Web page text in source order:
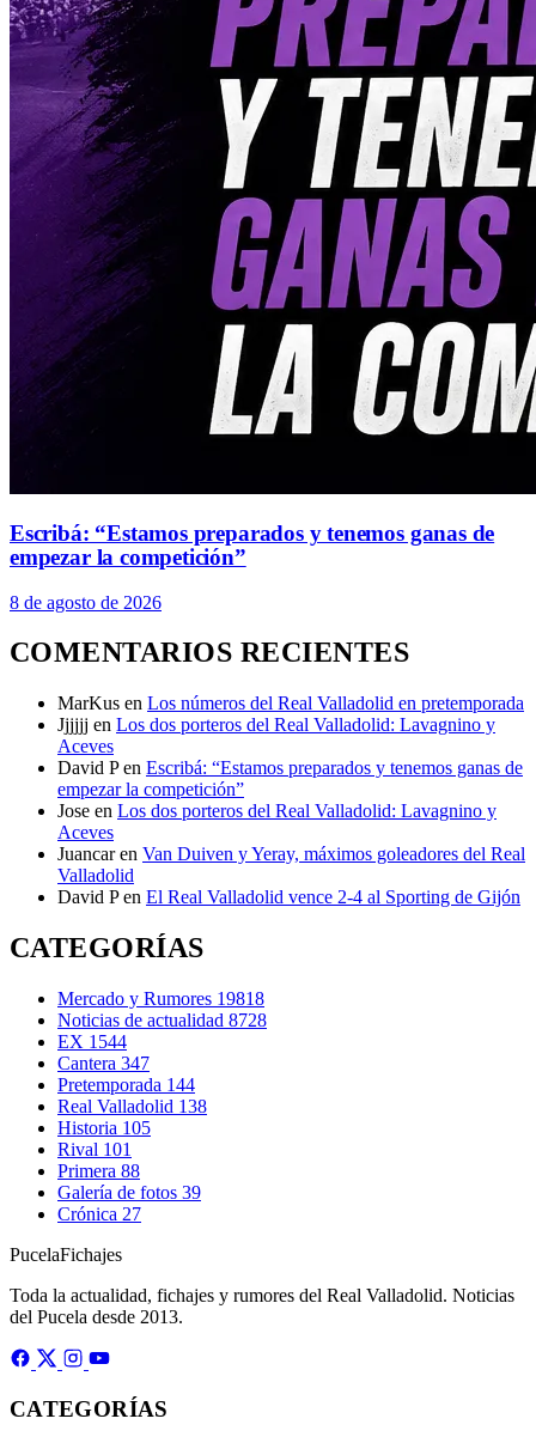
Escribá: “Estamos preparados y tenemos ganas de
empezar la competición”
8 de agosto de 2026
COMENTARIOS RECIENTES
MarKus en Los números del Real Valladolid en pretemporada
Jjjjjj en Los dos porteros del Real Valladolid: Lavagnino y
Aceves
David P en Escribá: “Estamos preparados y tenemos ganas de
empezar la competición”
Jose en Los dos porteros del Real Valladolid: Lavagnino y
Aceves
Juancar en Van Duiven y Yeray, máximos goleadores del Real
Valladolid
David P en El Real Valladolid vence 2-4 al Sporting de Gijón
CATEGORÍAS
Mercado y Rumores 19818
Noticias de actualidad 8728
EX 1544
Cantera 347
Pretemporada 144
Real Valladolid 138
Historia 105
Rival 101
Primera 88
Galería de fotos 39
Crónica 27
PucelaFichajes
Toda la actualidad, fichajes y rumores del Real Valladolid. Noticias
del Pucela desde 2013.
CATEGORÍAS